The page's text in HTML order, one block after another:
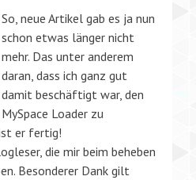
So, neue Artikel gab es ja nun
schon etwas länger nicht
mehr. Das unter anderem
daran, dass ich ganz gut
damit beschäftigt war, den
MySpace Loader zu
er fertig!
die mir beim beheben
Besonderer Dank gilt